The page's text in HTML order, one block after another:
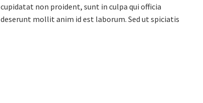
cupidatat non proident, sunt in culpa qui officia
deserunt mollit anim id est laborum. Sed ut spiciatis